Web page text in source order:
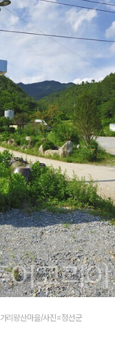
가리왕산마을/사진=정선군